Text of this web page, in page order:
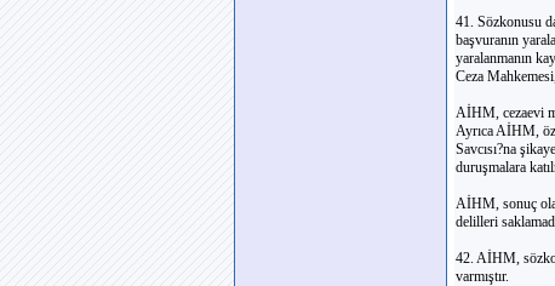
41. Sözkonusu
başvuranın
yaralanmanın
Ceza
AİHM, cezaevi
Ayrıca AİHM,
Savcısı?na
duruşmalara
AİHM, sonuç
delilleri
42. AİHM,
varmıştır.